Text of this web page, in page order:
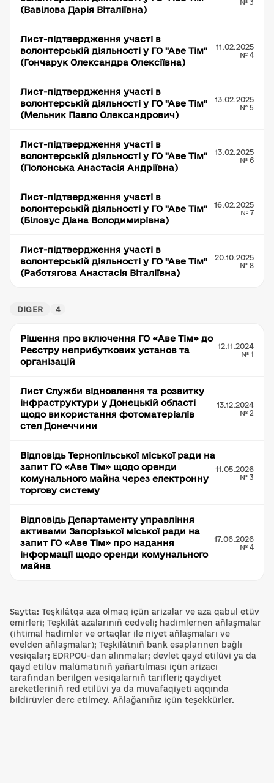
(Вавілова Дарія Віталіївна)
№ 3
Лист-підтвердження участі в
волонтерській діяльності у ГО "Аве Тім"
(Гончарук Олександра Олексіївна)
11.02.2025
№ 4
Лист-підтвердження участі в
волонтерській діяльності у ГО "Аве Тім"
(Мельник Павло Олександрович)
13.02.2025
№ 5
Лист-підтвердження участі в
волонтерській діяльності у ГО "Аве Тім"
(Полонська Анастасія Андріївна)
13.02.2025
№ 6
Лист-підтвердження участі в
волонтерській діяльності у ГО "Аве Тім"
(Біловус Діана Володимирівна)
16.02.2025
№ 7
Лист-підтвердження участі в
волонтерській діяльності у ГО "Аве Тім"
(Работягова Анастасія Віталіївна)
20.10.2025
№ 8
DIGER 4
Рішення про включення ГО «Аве Тім» до
Реєстру неприбуткових установ та
організацій
12.11.2024
№ 1
Лист Служби відновлення та розвитку
інфраструктури у Донецькій області
щодо використання фотоматеріалів
стел Донеччини
13.12.2024
№ 2
Відповідь Тернопільської міської ради на
запит ГО «Аве Тім» щодо оренди
комунального майна через електронну
торгову систему
11.05.2026
№ 3
Відповідь Департаменту управління
активами Запорізької міської ради на
запит ГО «Аве Тім» про надання
інформації щодо оренди комунального
майна
17.06.2026
№ 4
Saytta: Teşkilâtqa aza olmaq içün arizalar ve aza qabul etüv
emirleri; Teşkilât azalarınıñ cedveli; hadimlernen añlaşmalar
(ihtimal hadimler ve ortaqlar ile niyet añlaşmaları ve
evelden añlaşmalar); Teşkilâtnıñ bank esaplarınen bağlı
vesiqalar; EDRPOU-dan alınmalar; devlet qayd etilüvi ya da
qayd etilüv malümatınıñ yañartılması içün arizacı
tarafından berilgen vesiqalarnıñ tarifleri; qaydiyet
areketleriniñ red etilüvi ya da muvafaqiyeti aqqında
bildirüvler derc etilmey. Añlağanıñız içün teşekkürler.